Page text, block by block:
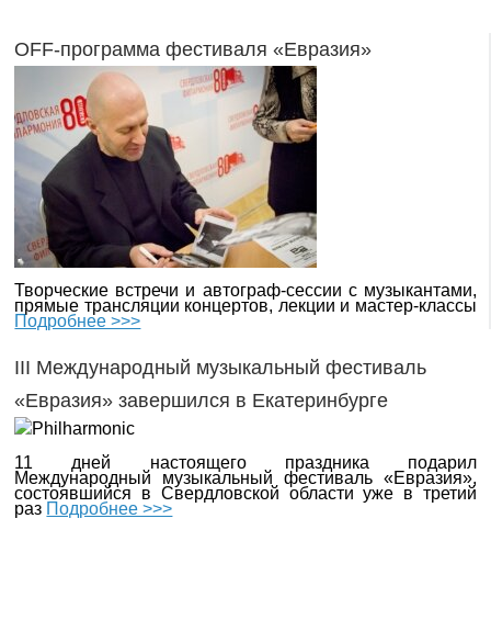
OFF-программа фестиваля «Евразия»
Творческие встречи и автограф-сессии с музыкантами,
прямые трансляции концертов, лекции и мастер-классы
Подробнее >>>
III Международный музыкальный фестиваль
«Евразия» завершился в Екатеринбурге
11 дней настоящего праздника подарил
Международный музыкальный фестиваль «Евразия»,
состоявшийся в Свердловской области уже в третий
раз Подробнее >>>